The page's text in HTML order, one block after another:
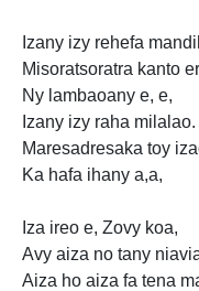
Izany izy rehefa
Misoratsoratra kanto
Ny lambaoany e, e,
Izany izy raha milalao.
Maresadresaka toy
Ka hafa ihany a,a,
Iza ireo e, Zovy koa,
Avy aiza no tany
Aiza ho aiza fa tena